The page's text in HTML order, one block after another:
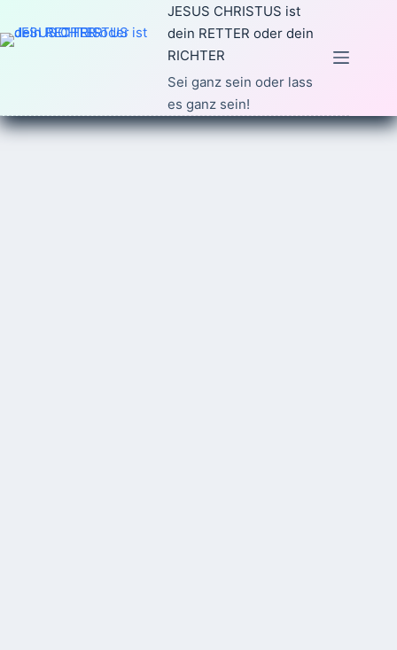
Inhalt
JESUS CHRISTUS ist
dein RETTER oder dein
RICHTER
Sei ganz sein oder lass
es ganz sein!